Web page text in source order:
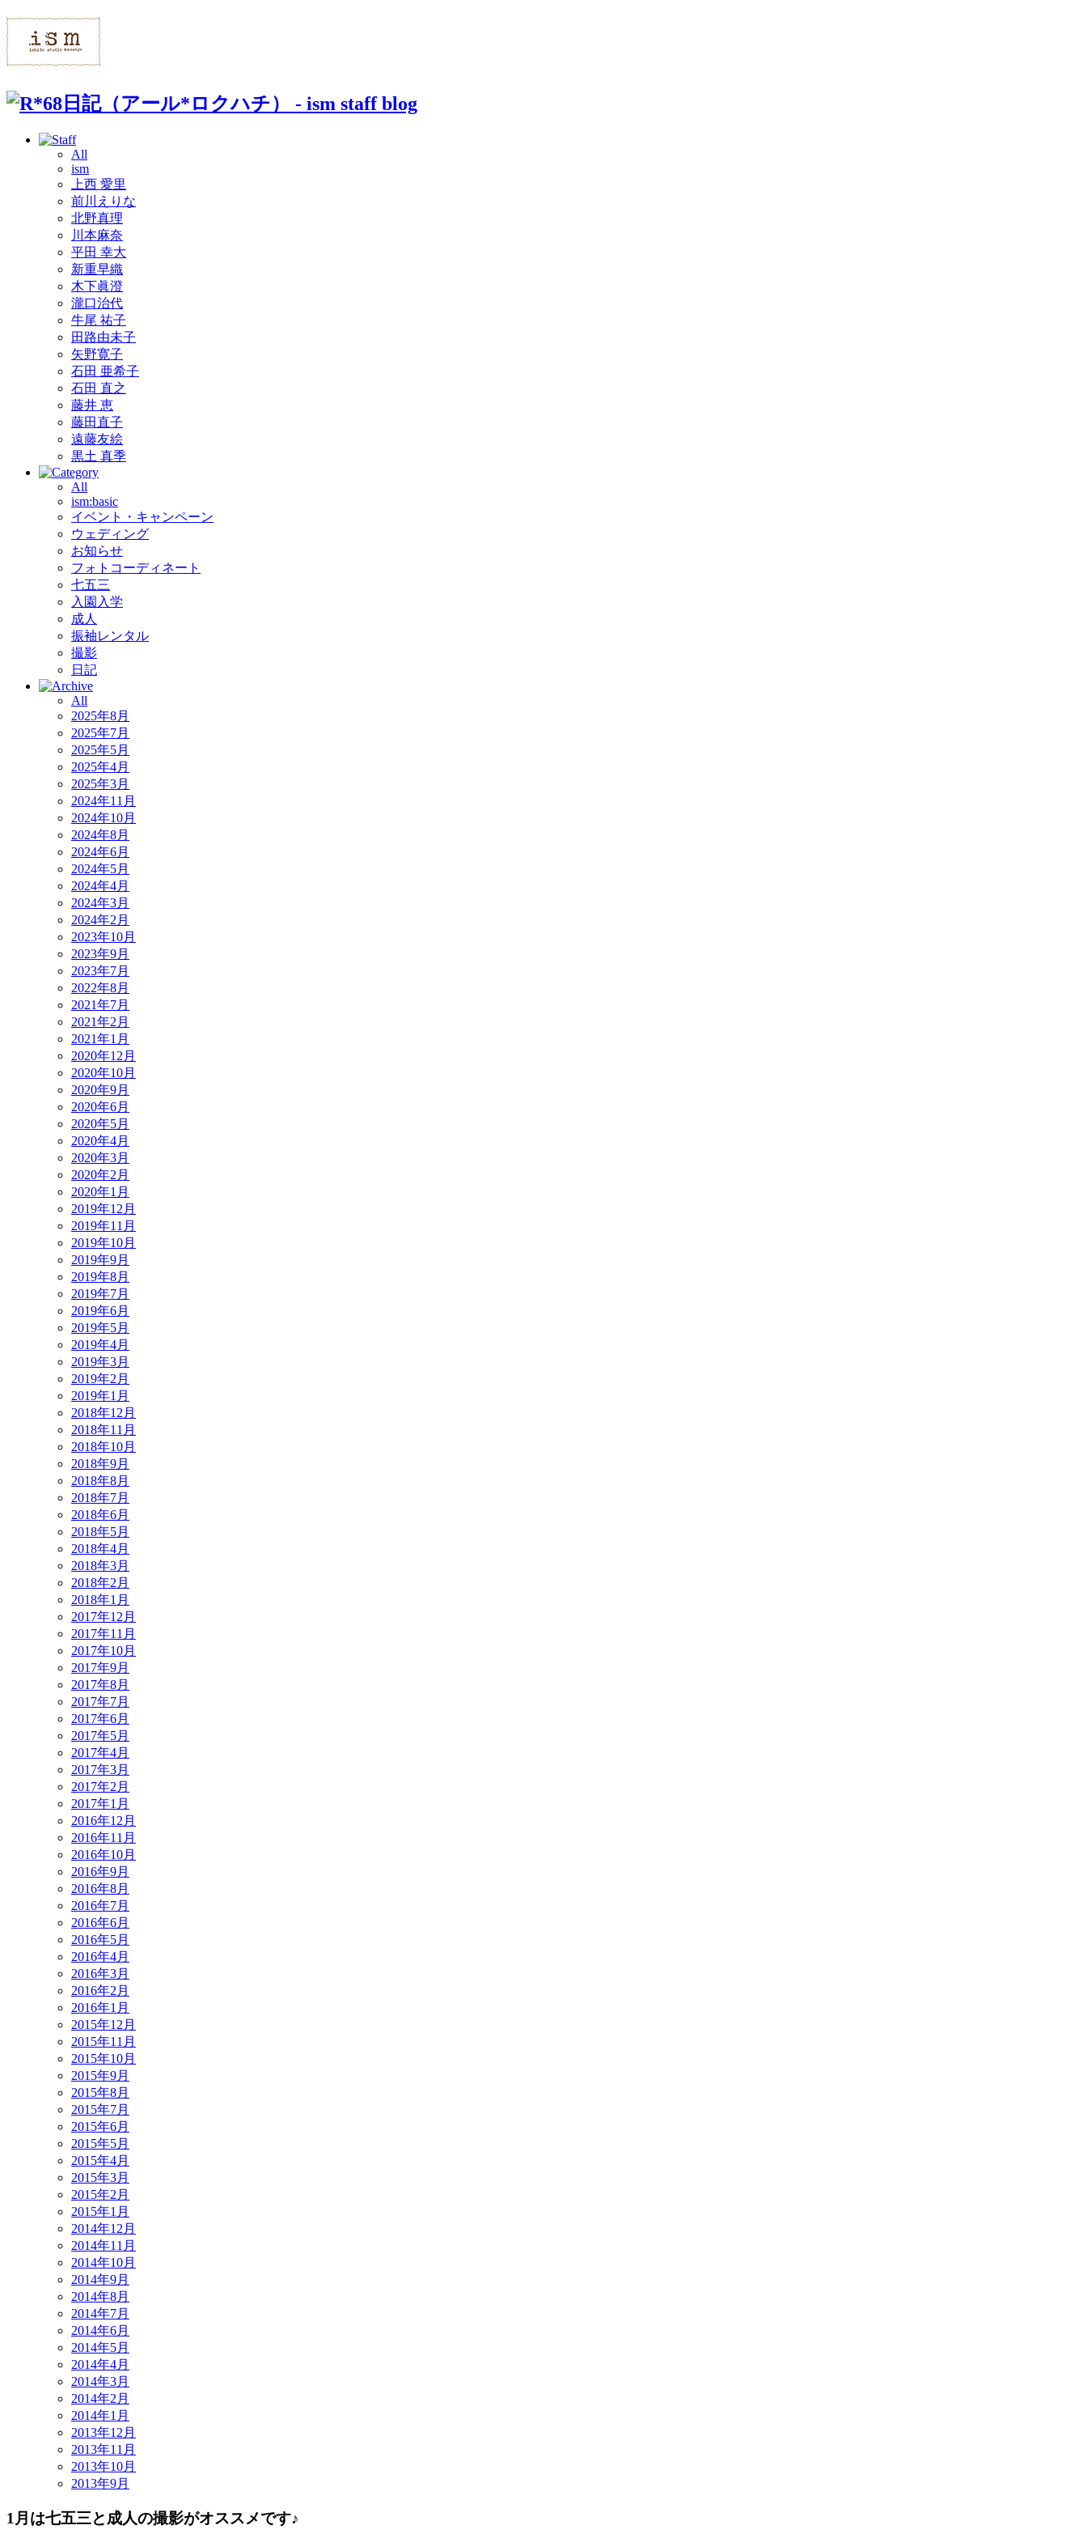
All
ism
上西 愛里
前川えりな
北野真理
川本麻奈
平田 幸大
新重早織
木下眞澄
瀧口治代
牛尾 祐子
田路由未子
矢野寛子
石田 亜希子
石田 直之
藤井 恵
藤田直子
遠藤友絵
黒土 真季
All
ism:basic
イベント・キャンペーン
ウェディング
お知らせ
フォトコーディネート
七五三
入園入学
成人
振袖レンタル
撮影
日記
All
2025年8月
2025年7月
2025年5月
2025年4月
2025年3月
2024年11月
2024年10月
2024年8月
2024年6月
2024年5月
2024年4月
2024年3月
2024年2月
2023年10月
2023年9月
2023年7月
2022年8月
2021年7月
2021年2月
2021年1月
2020年12月
2020年10月
2020年9月
2020年6月
2020年5月
2020年4月
2020年3月
2020年2月
2020年1月
2019年12月
2019年11月
2019年10月
2019年9月
2019年8月
2019年7月
2019年6月
2019年5月
2019年4月
2019年3月
2019年2月
2019年1月
2018年12月
2018年11月
2018年10月
2018年9月
2018年8月
2018年7月
2018年6月
2018年5月
2018年4月
2018年3月
2018年2月
2018年1月
2017年12月
2017年11月
2017年10月
2017年9月
2017年8月
2017年7月
2017年6月
2017年5月
2017年4月
2017年3月
2017年2月
2017年1月
2016年12月
2016年11月
2016年10月
2016年9月
2016年8月
2016年7月
2016年6月
2016年5月
2016年4月
2016年3月
2016年2月
2016年1月
2015年12月
2015年11月
2015年10月
2015年9月
2015年8月
2015年7月
2015年6月
2015年5月
2015年4月
2015年3月
2015年2月
2015年1月
2014年12月
2014年11月
2014年10月
2014年9月
2014年8月
2014年7月
2014年6月
2014年5月
2014年4月
2014年3月
2014年2月
2014年1月
2013年12月
2013年11月
2013年10月
2013年9月
1月は七五三と成人の撮影がオススメです♪